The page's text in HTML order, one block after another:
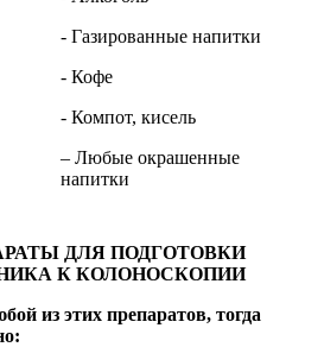
- Газированные напитки
- Кофе
- Компот, кисель
– Любые окрашенные
напитки
ДЛЯ ПОДГОТОВКИ
К КОЛОНОСКОПИИ
из этих препаратов, тогда